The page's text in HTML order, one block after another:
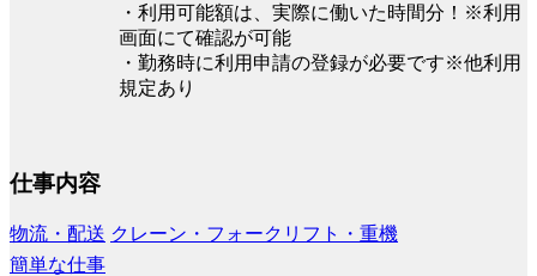
・利用可能額は、実際に働いた時間分！※利用
画面にて確認が可能
・勤務時に利用申請の登録が必要です※他利用
規定あり
仕事内容
物流・配送 クレーン・フォークリフト・重機
簡単な仕事